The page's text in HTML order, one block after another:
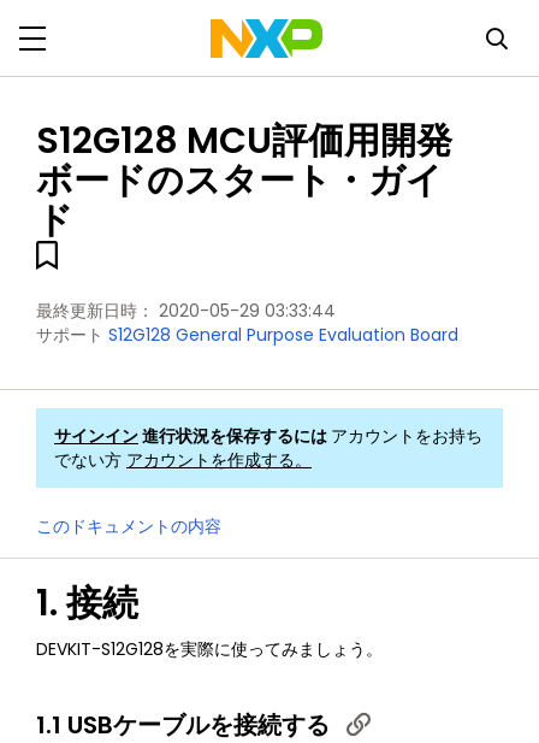
S12G128 MCU評価用開発
ボードのスタート・ガイ
ド
最終更新日時： 2020-05-29 03:33:44
サポート S12G128 General Purpose Evaluation Board
サインイン進行状況を保存するには アカウントをお持ち
でない方 アカウントを作成する。
このドキュメントの内容
1. 接続
DEVKIT-S12G128を実際に使ってみましょう。
1.1 USBケーブルを接続する